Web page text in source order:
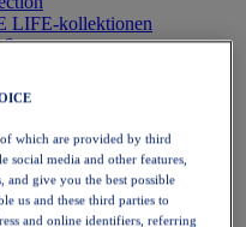
LIFE-kollektionen
of which are provided by third
social media and other features,
give you the best possible
us and these third parties to
and online identifiers, referring